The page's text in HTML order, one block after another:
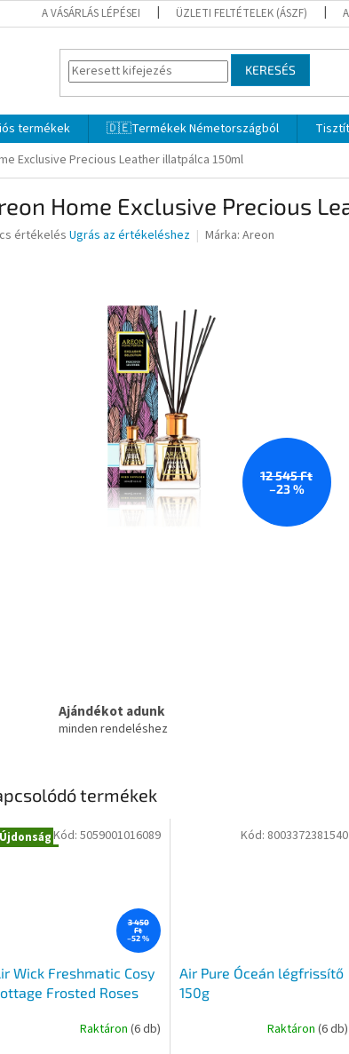
A VÁSÁRLÁS LÉPÉSEI ÜZLETI FELTÉTELEK (ÁSZF)
KERESÉS
termékek 🇩🇪Termékek Németországból
Exclusive Precious Leather illatpálca 150ml
Home Exclusive Precious
értékelésUgrás az értékeléshez Márka: Areon
12 545 Ft
–23 %
Ajándékot adunk
minden rendeléshez
termékek
Újdonság
3 450
Ft
–52 %
Wick Freshmatic Cosy
Frosted Roses
Raktáron (6 db)
Kód: 5059001016089
Air Pure Óceán légfrissítő
150g
Raktáron (6 db)
Kód: 8003372381540